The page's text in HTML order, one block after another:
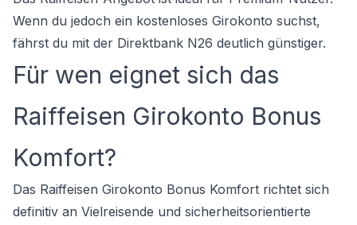
Wenn du jedoch ein kostenloses Girokonto suchst,
fährst du mit der Direktbank N26 deutlich günstiger.
Für wen eignet sich das
Raiffeisen Girokonto Bonus
Komfort?
Das Raiffeisen Girokonto Bonus Komfort richtet sich
definitiv an Vielreisende und sicherheitsorientierte